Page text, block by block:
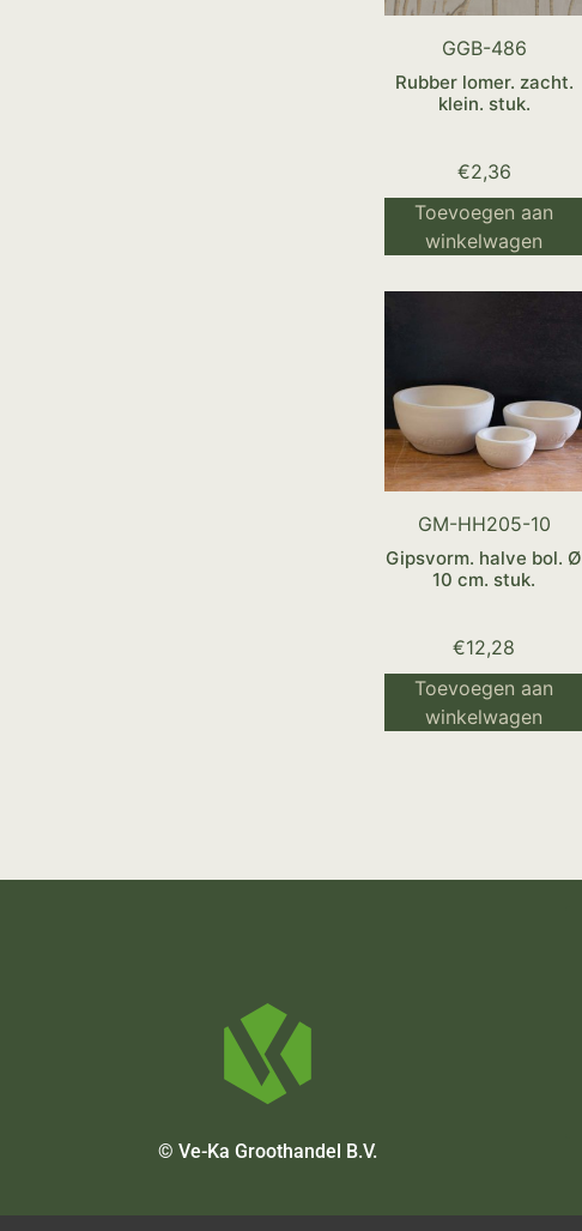
GGB-486
Rubber lomer. zacht.
klein. stuk.
€2,36
Toevoegen aan
winkelwagen
GM-HH205-10
Gipsvorm. halve bol. Ø
10 cm. stuk.
€12,28
Toevoegen aan
winkelwagen
© Ve-Ka Groothandel B.V.